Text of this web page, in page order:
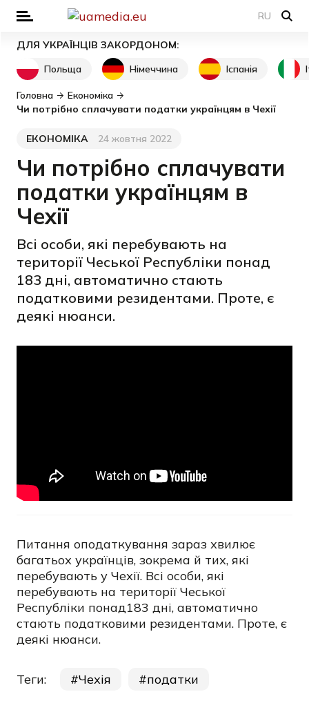
RU
ДЛЯ УКРАЇНЦІВ ЗАКОРДОНОМ:
Польща
Німеччина Іспанія
Головна
Економіка
Чи потрібно сплачувати податки українцям в Чехії
Категорія
ЕКОНОМІКА
Дата публікації24 жовтня 2022
Чи потрібно сплачувати
податки українцям в
Чехії
Всі особи, які перебувають на
території Чеської Республіки понад
183 дні, автоматично стають
податковими резидентами. Проте, є
деякі нюанси.
Питання оподаткування зараз хвилює
багатьох українців, зокрема й тих, які
перебувають у Чехії. Всі особи, які
перебувають на території Чеської
Республіки понад183 дні, автоматично
стають податковими резидентами. Проте, є
деякі нюанси.
Теги: Чехія податки